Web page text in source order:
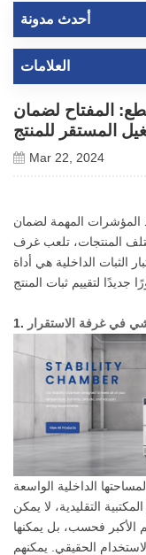
أحدث مدونة
العلامات
المفتاح لضمان
المستقر للمنتج
Mar 22, 2024
المؤشرات المهمة لضمان
المنتجات، تلعب غرف
الثبات الداخلية هي أداة
في غرفة الاستقرار
الداخلية الواسعة
التقليدية، لا يمكن
الأكبر فحسب، بل يمكنها
الحقيقي. يمكنهم